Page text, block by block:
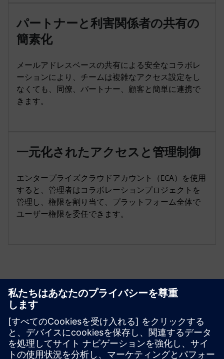
パートナーと利害関係者の共有の
簡素化
メールアドレスベースの共有による安全なコラボレ
ーションにより、チームは複雑なアクセス設定をし
なくても、同僚、パートナー、顧客と簡単に連携で
きます。
一元化されたアクセスと管理制御
エンタープライズクラウドアカウント（ECA）を使用
すると、管理者はコラボレーションプロジェクトを
管理し、権限を割り当て、プラットフォーム全体で
ユーザー権限を委任できます。
今すぐ始める